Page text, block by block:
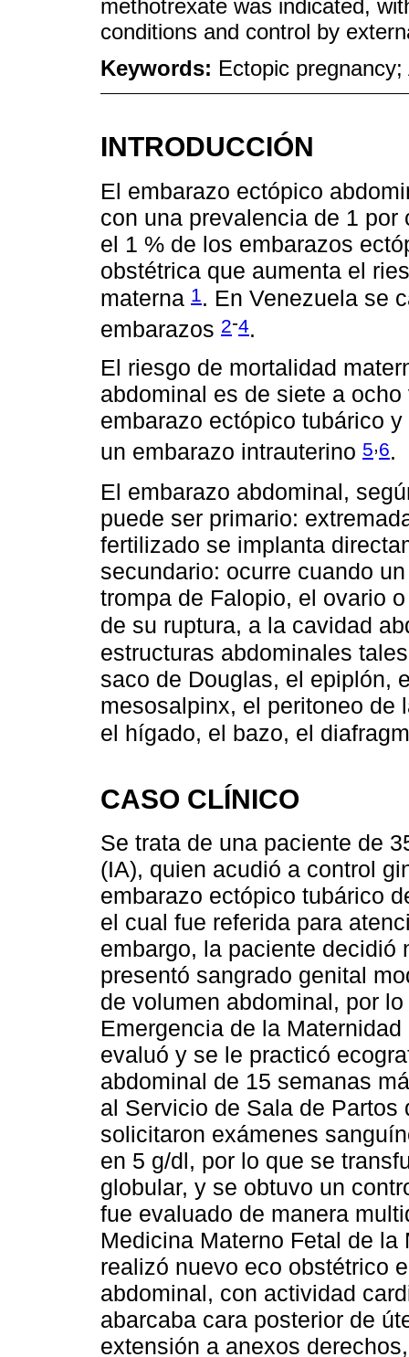
methotrexate was indicated,
conditions and control by
Keywords: Ectopic
INTRODUCCIÓN
El embarazo ectópico
con una prevalencia de 1
el 1 % de los embarazos
obstétrica que aumenta el
materna 1 . En Venezuela se
embarazos 2-4.
El riesgo de mortalidad
abdominal es de siete a
embarazo ectópico tubárico
un embarazo intrauterino 5,6.
El embarazo abdominal,
puede ser primario:
fertilizado se implanta
secundario: ocurre cuando
trompa de Falopio, el ovario
de su ruptura, a la cavidad
estructuras abdominales
saco de Douglas, el epiplón,
mesosalpinx, el peritoneo de
el hígado, el bazo, el
CASO CLÍNICO
Se trata de una paciente de
(IA), quien acudió a control
embarazo ectópico tubárico
el cual fue referida para
embargo, la paciente decidió
presentó sangrado genital
de volumen abdominal, por
Emergencia de la
evaluó y se le practicó
abdominal de 15 semanas
al Servicio de Sala de
solicitaron exámenes
en 5 g/dl, por lo que se
globular, y se obtuvo un
fue evaluado de manera
Medicina Materno Fetal de
realizó nuevo eco obstétrico
abdominal, con actividad
abarcaba cara posterior de
extensión a anexos